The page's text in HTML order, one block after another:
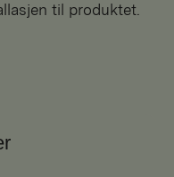
til produktet.